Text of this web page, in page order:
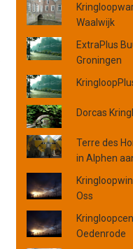
t
s
,
p
o
v
i
n
c
o
f
o
r
Waalwijk
ExtraPlus
Groningen
Dorcas
Terre des
in Alphen
Oss
Oedenrode